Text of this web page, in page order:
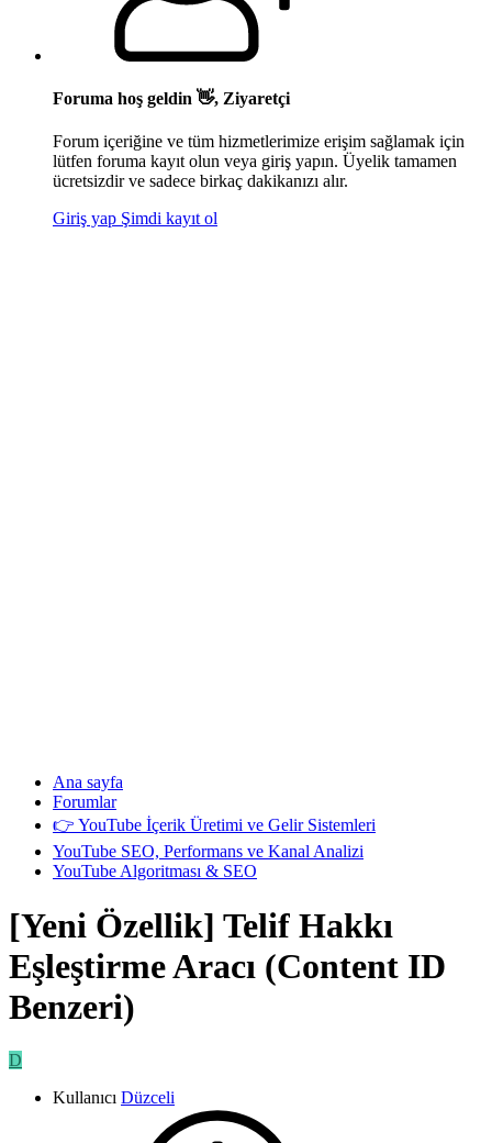
Foruma hoş geldin 👋, Ziyaretçi
Forum içeriğine ve tüm hizmetlerimize erişim sağlamak için
lütfen foruma kayıt olun veya giriş yapın. Üyelik tamamen
ücretsizdir ve sadece birkaç dakikanızı alır.
Giriş yap Şimdi kayıt ol
Ana sayfa
Forumlar
👉 YouTube İçerik Üretimi ve Gelir Sistemleri
YouTube SEO, Performans ve Kanal Analizi
YouTube Algoritması & SEO
[Yeni Özellik] Telif Hakkı
Eşleştirme Aracı (Content ID
Benzeri)
D
Kullanıcı Düzceli